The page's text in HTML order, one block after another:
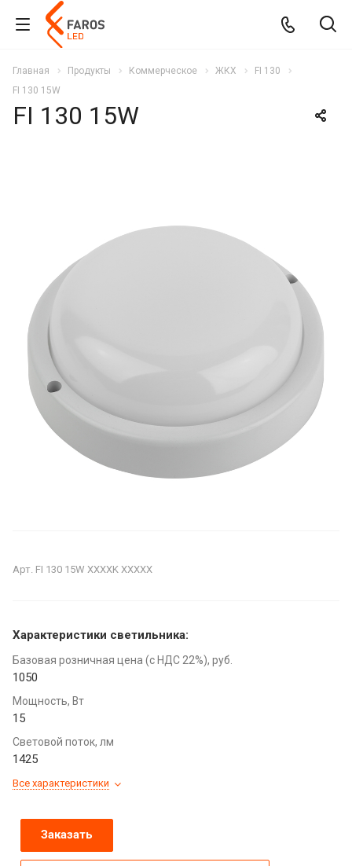
Главная Продукты Коммерческое ЖКХ
FI 130
FI 130 15W
FI 130 15W
Арт. FI 130 15W XXXXK XXXXX
Характеристики светильника:
Базовая розничная цена (с НДС 22%), руб.
1050
Мощность, Вт
15
Световой поток, лм
1425
Все характеристики
Заказать